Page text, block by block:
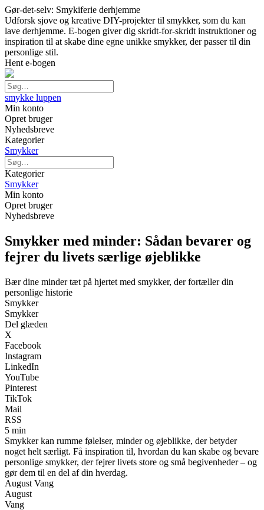
Gør-det-selv: Smykiferie derhjemme
Udforsk sjove og kreative DIY-projekter til smykker, som du kan
lave derhjemme. E-bogen giver dig skridt-for-skridt instruktioner og
inspiration til at skabe dine egne unikke smykker, der passer til din
personlige stil.
Hent e-bogen
smykke luppen
Min konto
Opret bruger
Nyhedsbreve
Kategorier
Smykker
Kategorier
Smykker
Min konto
Opret bruger
Nyhedsbreve
Smykker med minder: Sådan bevarer og
fejrer du livets særlige øjeblikke
Bær dine minder tæt på hjertet med smykker, der fortæller din
personlige historie
Smykker
Smykker
Del glæden
X
Facebook
Instagram
LinkedIn
YouTube
Pinterest
TikTok
Mail
RSS
5 min
Smykker kan rumme følelser, minder og øjeblikke, der betyder
noget helt særligt. Få inspiration til, hvordan du kan skabe og bevare
personlige smykker, der fejrer livets store og små begivenheder – og
gør dem til en del af din hverdag.
August Vang
August
Vang